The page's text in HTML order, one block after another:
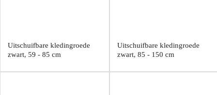
Uitschuifbare kledingroede
zwart, 59 - 85 cm
Uitschuifbare kledingroede
zwart, 85 - 150 cm